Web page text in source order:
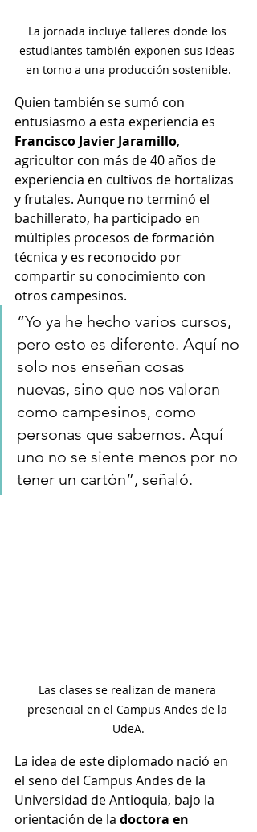
La jornada incluye talleres donde los
estudiantes también exponen sus ideas
en torno a una producción sostenible.
Quien también se sumó con
entusiasmo a esta experiencia es
Francisco Javier Jaramillo,
agricultor con más de 40 años de
experiencia en cultivos de hortalizas
y frutales. Aunque no terminó el
bachillerato, ha participado en
múltiples procesos de formación
técnica y es reconocido por
compartir su conocimiento con
otros campesinos.
“Yo ya he hecho varios cursos,
pero esto es diferente. Aquí no
solo nos enseñan cosas
nuevas, sino que nos valoran
como campesinos, como
personas que sabemos. Aquí
uno no se siente menos por no
tener un cartón”, señaló.
Las clases se realizan de manera
presencial en el Campus Andes de la
UdeA.
La idea de este diplomado nació en
el seno del Campus Andes de la
Universidad de Antioquia, bajo la
orientación de la doctora en